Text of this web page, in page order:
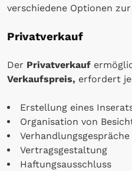
verschiedene Optionen
Privatverkauf
Der Privatverkauf
Verkaufspreis, erfordert
Erstellung eines
Organisation von
Verhandlungsgespräche
Vertragsgestaltung
Haftungsausschluss